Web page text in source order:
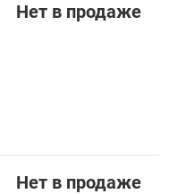
Нет в продаже
Нет в продаже